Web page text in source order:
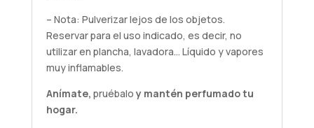
– Nota: Pulverizar lejos de los objetos.
Reservar para el uso indicado, es decir, no
utilizar en plancha, lavadora… Líquido y vapores
muy inflamables.
Anímate, pruébalo y mantén perfumado tu
hogar.